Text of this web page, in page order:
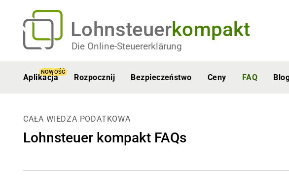
Lohnsteuerkompakt
Die Online-Steuererklärung
Aplikacja
NOWOŚĆ
Rozpocznij Bezpieczeństwo Ceny FAQ
CAŁA WIEDZA PODATKOWA
Lohnsteuer kompakt FAQs